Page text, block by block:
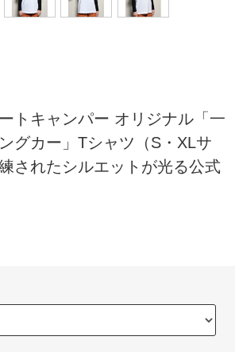
トキャンパー オリジナル「一
グカー」Tシャツ（S・XLサ
されたシルエットが光る公式